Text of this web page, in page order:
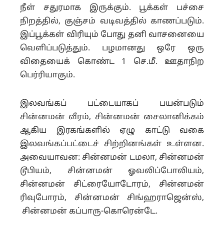
நீள் சதுரமாக இருக்கும். பூக்கள் பச்சை
நிறத்தில், குஞ்சம் வடிவத்தில் காணப்படும்.
இப்பூக்கள் விரியும் போது தனி வாசனையை
வெளிப்படுத்தும். பழமானது ஒரே ஒரு
விதையைக் கொண்ட 1 செ.மீ. ஊதாநிற
பெர்ரியாகும்.
இலவங்கப் பட்டையாகப் பயன்படும்
சின்னமன் வீரம், சின்னமன் சைலானிக்கம்
ஆகிய இரகங்களில் ஏழு காட்டு வகை
இலவங்கப்பட்டைச் சிற்றினங்கள் உள்ளன.
அவையாவன: சின்னமன் டமலா, சின்னமன்
டூபியம், சின்னமன் ஓவலிப்போலியம்,
சின்னமன் சிட்ரையோடோரம், சின்னமன்
ரிவுபோரம், சின்னமன் சிங்ஹராஜென்ஸ்,
சின்னமன் கப்பாரு-கொரென்டே.